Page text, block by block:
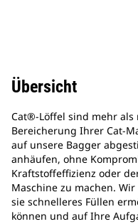
Übersicht
Cat®-Löffel sind mehr als
Bereicherung Ihrer Cat-
auf unsere Bagger
anhäufen, ohne
Kraftstoffeffizienz oder
Maschine zu machen.
sie schnelleres Füllen
können und auf Ihre